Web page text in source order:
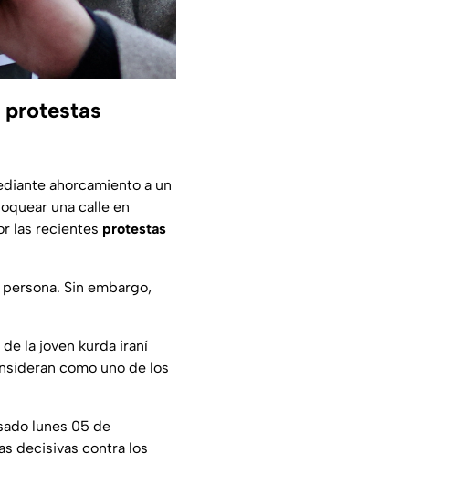
protestas
ahorcamiento a un
una calle en
las recientes protestas
Sin embargo,
la joven kurda iraní
como uno de los
lunes 05 de
decisivas contra los